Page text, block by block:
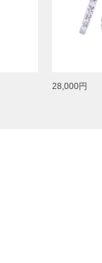
28,000円